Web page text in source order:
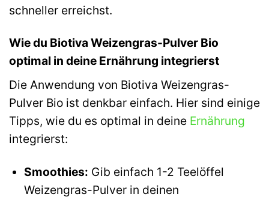
schneller erreichst.
Wie du Biotiva Weizengras-Pulver Bio
optimal in deine Ernährung integrierst
Die Anwendung von Biotiva Weizengras-
Pulver Bio ist denkbar einfach. Hier sind einige
Tipps, wie du es optimal in deine Ernährung
integrierst:
Smoothies: Gib einfach 1-2 Teelöffel
Weizengras-Pulver in deinen